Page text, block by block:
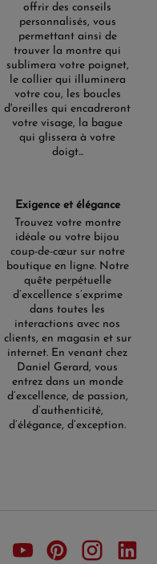
offrir des conseils
personnalisés, vous
permettant ainsi de
trouver la montre qui
sublimera votre poignet,
le collier qui illuminera
votre cou, les boucles
d'oreilles qui encadreront
votre visage, la bague
qui glissera à votre
doigt...
Exigence et élégance
Trouvez votre montre
idéale ou votre bijou
coup-de-cœur sur notre
boutique en ligne. Notre
quête perpétuelle
d’excellence s’exprime
dans toutes les
interactions avec nos
clients, en magasin et sur
internet. En venant chez
Daniel Gerard, vous
entrez dans un monde
d’excellence, de passion,
d’authenticité,
d’élégance, d’exception.